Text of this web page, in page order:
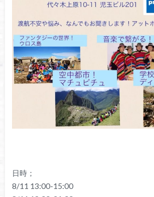
日時；
8/11 13:00-15:00